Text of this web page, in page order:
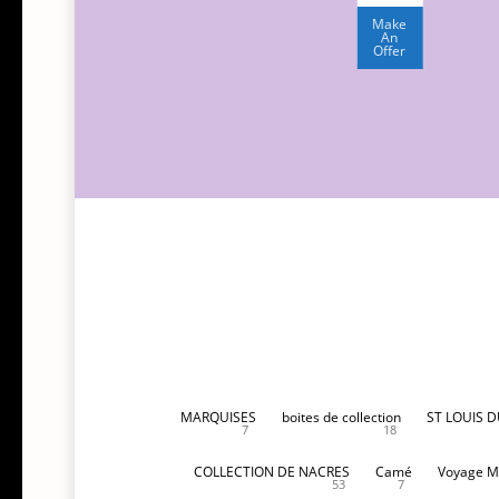
était :
350,00€.
actuel
est :
250,00€.
Make
An
Offer
MARQUISES
7
boites de collection
18
ST LOUIS
COLLECTION DE NACRES
53
Camé
7
Voyage